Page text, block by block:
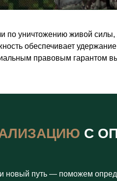
уничтожению живой силы,
обеспечивает
правовым гарантом
С
новый путь — поможем